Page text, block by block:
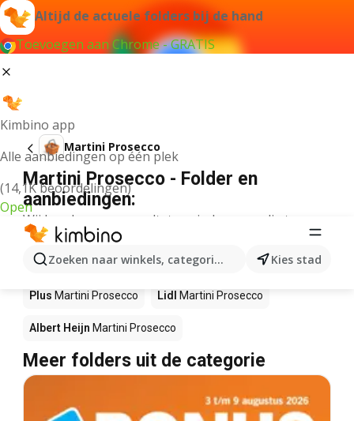
Altijd de actuele folders bij de hand
Toevoegen aan Chrome - GRATIS
Kimbino app
Alle aanbiedingen op één plek
(14,1K beoordelingen)
Open
Zoeken naar winkels, categorieën, producten...
Kies stad
Martini Prosecco
Martini Prosecco - Folder en
aanbiedingen:
Wij konden geen resultaten vinden voor die term.
Martini Prosecco in actie – Waar te
koop?
Plus Martini Prosecco Lidl Martini Prosecco
Albert Heijn Martini Prosecco
Meer folders uit de categorie